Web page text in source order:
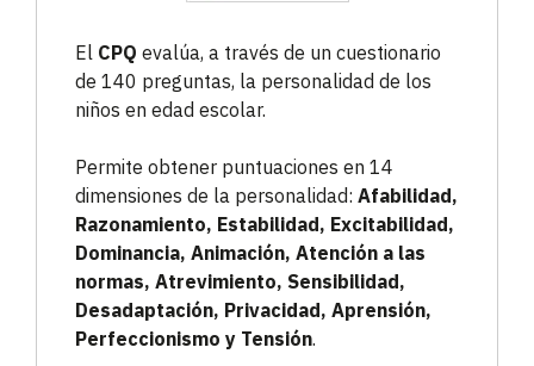
El CPQ evalúa, a través de un cuestionario
de 140 preguntas, la personalidad de los
niños en edad escolar.
Permite obtener puntuaciones en 14
dimensiones de la personalidad: Afabilidad,
Razonamiento, Estabilidad, Excitabilidad,
Dominancia, Animación, Atención a las
normas, Atrevimiento, Sensibilidad,
Desadaptación, Privacidad, Aprensión,
Perfeccionismo y Tensión.